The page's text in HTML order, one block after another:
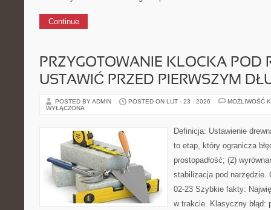
Continue
PRZYGOTOWANIE KLOCKA POD
USTAWIĆ PRZED PIERWSZYM
POSTED BY ADMIN POSTED ON LUT - 23 - 2026
MOŻLIWOŚĆ
WYŁĄCZONA
Definicja: Ustawienie
to etap, który ogranicza
prostopadłość; (2)
stabilizacja pod narzędzie.
02-23 Szybkie fakty:
w trakcie. Klasyczny błąd: